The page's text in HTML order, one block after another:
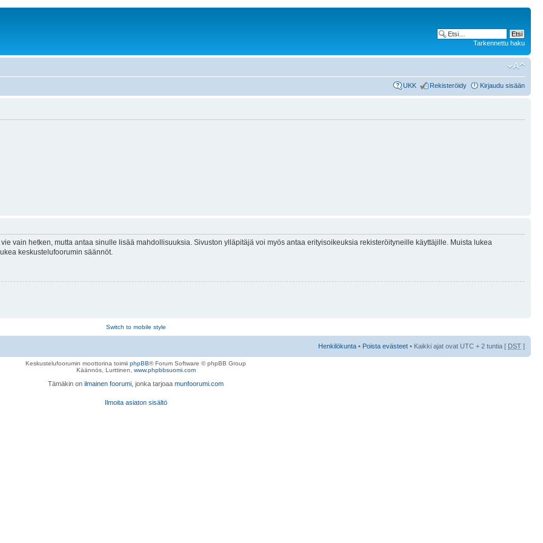
Tarkennettu haku
UKK Rekisteröidy Kirjaudu sisään
vain hetken, mutta antaa sinulle lisää mahdollisuuksia. Sivuston ylläpitäjä voi myös antaa erityisoikeuksia rekisteröityneille käyttäjille. Muista lukea
keskustelufoorumin säännöt.
Switch to mobile style
Henkilökunta • Poista evästeet • Kaikki ajat ovat UTC + 2 tuntia [ DST ]
Keskustelufoorumin moottorina toimii phpBB® Forum Software © phpBB Group
Käännös, Lurttinen, www.phpbbsuomi.com
Tämäkin on ilmainen foorumi , jonka tarjoaa munfoorumi.com
Ilmoita asiaton sisältö